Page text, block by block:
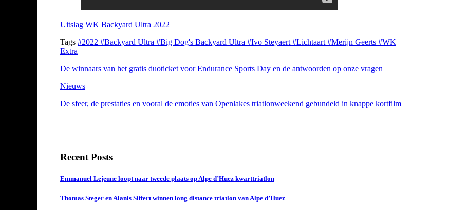
Uitslag WK Backyard Ultra 2022
Tags #2022 #Backyard Ultra #Big Dog's Backyard Ultra #Ivo Steyaert #Lichtaart #Merijn Geerts #WK
Extra
De winnaars van het gratis duoticket voor Endurance Sports Day en de antwoorden op onze vragen
Nieuws
De sfeer, de prestaties en vooral de emoties van Openlakes triatlonweekend gebundeld in knappe kortfilm
Recent Posts
Emmanuel Lejeune loopt naar tweede plaats op Alpe d’Huez kwarttriatlon
Thomas Steger en Alanis Siffert winnen long distance triatlon van Alpe d’Huez